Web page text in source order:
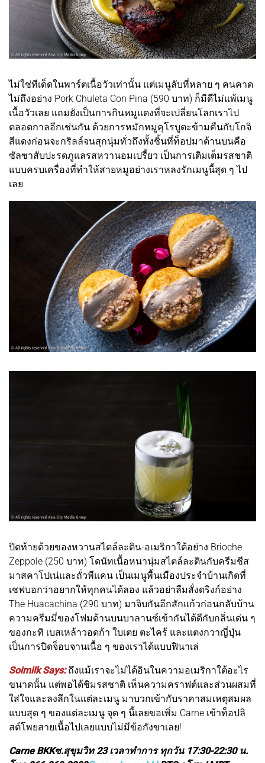
ไม่ใช่ทีเด็ดในพาร์ตเนื้อวัวเท่านั้น แต่เมนูลับที่หลาย ๆ คนคาด
ไม่ถึงอย่าง Pork Chuleta Con Pina (590 บาท) ก็มีดีไม่แพ้เมนู
เนื้อวัวเลย แถมยังเป็นการกินหมูแดงที่จะเปลี่ยนโลกเราไป
ตลอดกาลอีกเช่นกัน ด้วยการหมักหมูคุโรบูตะข้ามคืนกับโกจิ
สีแดงก่อนจะกริลล์จนสุกนุ่มทั่วถึงทั้งชิ้นที่ท็อปมาด้านบนคือ
ซัลซาสับปะรดภูแลรสหวานอมเปรี้ยว เป็นการเติมเต็มรสชาติ
แบบครบเครื่องที่ทำให้สายหมูอย่างเราหลงรักเมนูนี้สุด ๆ ไป
เลย
ปิดท้ายด้วยของหวานสไตล์ละติน-อเมริกาใต้อย่าง Brioche
Zeppole (250 บาท) โดนัทเนื้อหนานุ่มสไตล์ละตินกับครีมชีส
มาสคาโปเน่และถั่วพีแคน เป็นเมนูพื้นเมืองประจำบ้านเกิดที่
เชฟบอกว่าอยากให้ทุกคนได้ลอง แล้วอย่าลืมสั่งดริงก์อย่าง
The Huacachina (290 บาท) มาจิบกันอีกสักแก้วก่อนกลับบ้าน
ความครีมมี่ของโฟมด้านบนบาลานซ์เข้ากันได้ดีกับกลิ่นเด่น ๆ
ของกะทิ เบสเหล้าวอดก้า ใบเตย ตะไคร้ และแตงกวาญี่ปุ่น
เป็นการปิดจ็อบจานเนื้อ ๆ ของเราได้แบบฟินาเล่
Soimilk Says:ถึงแม้เราจะไม่ได้อินในความอเมริกาใต้อะไร
ขนาดนั้น แต่พอได้ชิมรสชาติ เห็นความคราฟต์และส่วนผสมที่
ใส่ใจและลงลึกในแต่ละเมนู มาบวกเข้ากับราคาสมเหตุสมผล
แบบสุด ๆ ของแต่ละเมนู จุด ๆ นี้เลยขอเพิ่ม Carne เข้าท็อปลิ
สต์โพยสายเนื้อไปเลยแบบไม่มีข้อกังขาเลย!
Carne BKKซ.สุขุมวิท 23 เวลาทำการ ทุกวัน 17:30-22:30 น.